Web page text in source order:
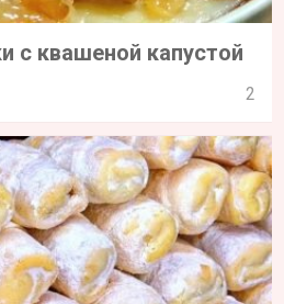
с квашеной капустой
2